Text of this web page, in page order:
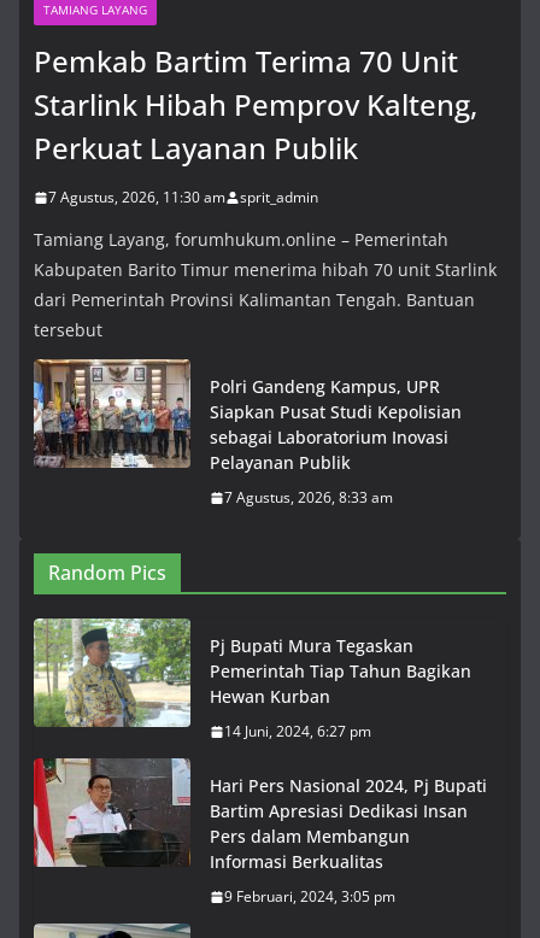
TAMIANG LAYANG
Pemkab Bartim Terima 70 Unit
Starlink Hibah Pemprov Kalteng,
Perkuat Layanan Publik
7 Agustus, 2026, 11:30 am sprit_admin
Tamiang Layang, forumhukum.online – Pemerintah
Kabupaten Barito Timur menerima hibah 70 unit Starlink
dari Pemerintah Provinsi Kalimantan Tengah. Bantuan
tersebut
Polri Gandeng Kampus, UPR
Siapkan Pusat Studi Kepolisian
sebagai Laboratorium Inovasi
Pelayanan Publik
7 Agustus, 2026, 8:33 am
Random Pics
Pj Bupati Mura Tegaskan
Pemerintah Tiap Tahun Bagikan
Hewan Kurban
14 Juni, 2024, 6:27 pm
Hari Pers Nasional 2024, Pj Bupati
Bartim Apresiasi Dedikasi Insan
Pers dalam Membangun
Informasi Berkualitas
9 Februari, 2024, 3:05 pm